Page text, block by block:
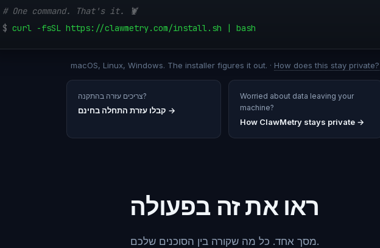
# One command. That's it. 🦞
$ curl -fsSL https://clawmetry.com/install.sh | bash
macOS, Linux, Windows. The installer figures it out. · How does this stay private?
צריכים עזרה בהתקנה?
קבלו עזרת התחלה בחינם →
Worried about data leaving your
machine?
How ClawMetry stays private →
ראו את זה בפעולה
מסך אחד. כל מה שקורה בין הסוכנים שלכם.